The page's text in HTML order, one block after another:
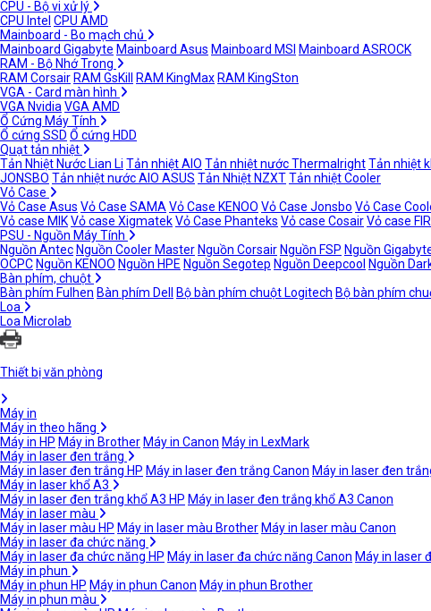
CPU - Bộ vi xử lý
CPU Intel CPU AMD
Mainboard - Bo mạch chủ
Mainboard Gigabyte Mainboard Asus Mainboard MSI Mainboard ASROCK
RAM - Bộ Nhớ Trong
RAM Corsair RAM GsKill RAM KingMax RAM KingSton
VGA - Card màn hình
VGA Nvidia VGA AMD
Ổ Cứng Máy Tính
Ổ cứng SSD Ổ cứng HDD
Quạt tản nhiệt
Tản Nhiệt Nước Lian Li Tản nhiệt AIO Tản nhiệt nước ThermalrightTản nhiệt
JONSBO Tản nhiệt nước AIO ASUS Tản Nhiệt NZXTTản nhiệt Cooler
Vỏ Case
Vỏ Case Asus Vỏ Case SAMA Vỏ Case KENOO Vỏ Case Jonsbo Vỏ Case
Vỏ case MIKVỏ case XigmatekVỏ Case Phanteks Vỏ case CosairVỏ case
PSU - Nguồn Máy Tính
Nguồn Antec Nguồn Cooler Master Nguồn Corsair Nguồn FSP Nguồn
OCPC Nguồn KENOO Nguồn HPE Nguồn Segotep Nguồn Deepcool Nguồn
Bàn phím, chuột
Bàn phím Fulhen Bàn phím Dell Bộ bàn phím chuột Logitech Bộ bàn phím
Loa
Loa Microlab
Thiết bị văn phòng
Máy in
Máy in theo hãng
Máy in HP Máy in Brother Máy in Canon Máy in LexMark
Máy in laser đen trắng
Máy in laser đen trắng HP Máy in laser đen trắng Canon Máy in laser đen
Máy in laser khổ A3
Máy in laser đen trắng khổ A3 HP Máy in laser đen trắng khổ A3 Canon
Máy in laser màu
Máy in laser màu HP Máy in laser màu Brother Máy in laser màu Canon
Máy in laser đa chức năng
Máy in laser đa chức năng HP Máy in laser đa chức năng Canon Máy in laser
Máy in phun
Máy in phun HP Máy in phun Canon Máy in phun Brother
Máy in phun màu